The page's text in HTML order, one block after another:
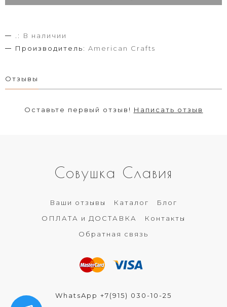
.:
В наличии
Производитель: American Crafts
Отзывы
Оставьте первый отзыв! Написать отзыв
Совушка Славия
Ваши отзывы Каталог
Блог
ОПЛАТА и ДОСТАВКА
Контакты
Обратная связь
WhatsApp +7(915) 030-10-25